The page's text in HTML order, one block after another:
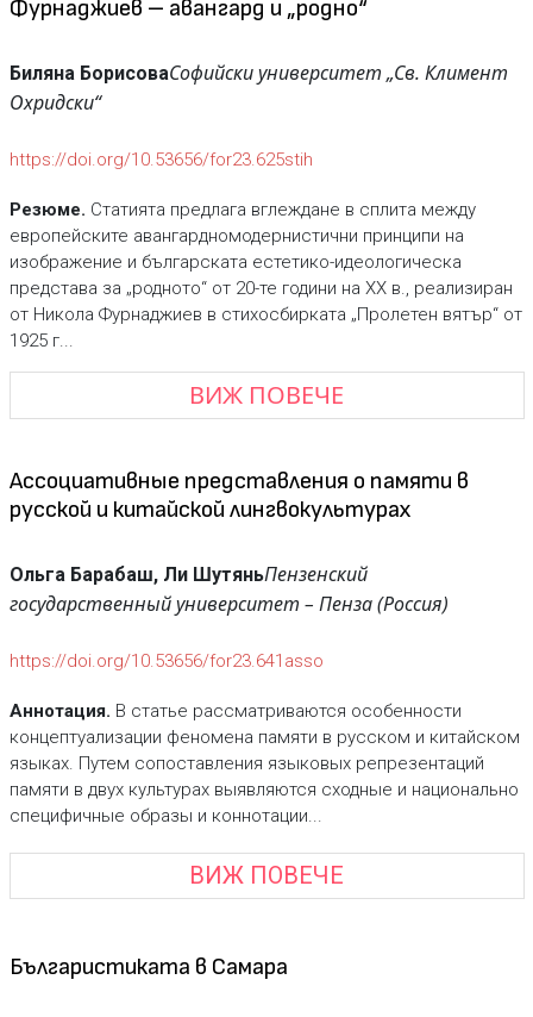
Фурнаджиев – авангард и „родно“
Биляна БорисоваСофийски университет „Св. Климент
Охридски“
https://doi.org/10.53656/for23.625stih
Резюме. Статията предлага вглеждане в сплита между
европейските авангардномодернистични принципи на
изображение и българската естетико-идеологическа
представа за „родното“ от 20-те години на ХХ в., реализиран
от Никола Фурнаджиев в стихосбирката „Пролетен вятър“ от
1925 г...
ВИЖ ПОВЕЧЕ
Ассоциативные представления о памяти в
русской и китайской лингвокультурах
Ольга Барабаш, Ли ШутяньПензенский
государственный университет – Пенза (Россия)
https://doi.org/10.53656/for23.641asso
Аннотация. В статье рассматриваются особенности
концептуализации феномена памяти в русском и китайском
языках. Путем сопоставления языковых репрезентаций
памяти в двух культурах выявляются сходные и национально
специфичные образы и коннотации...
ВИЖ ПОВЕЧЕ
Българистиката в Самара